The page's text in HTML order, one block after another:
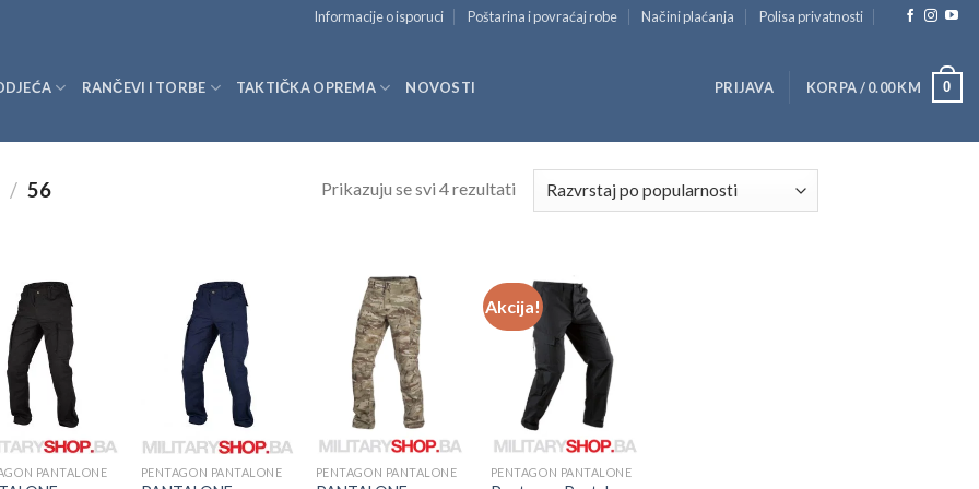
Informacije o isporuci Poštarina i povraćaj robe Načini plaćanja Polisa privatnosti
RANČEVI I TORBE TAKTIČKA OPREMA NOVOSTI PRIJAVA KORPA /0.00KM 0
/ 56 Prikazuju se svi 4 rezultati
PANTALONE PENTAGON PANTALONE PENTAGON PANTALONE
Akcija!
PENTAGON PANTALONE